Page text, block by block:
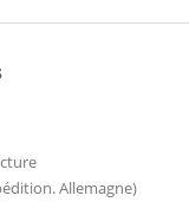
Allemagne)